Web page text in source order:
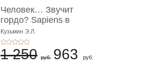
Человек… Звучит
гордо? Sapiens в
тенётах социума � ...
Кузьмин Э.Л.
1 250 руб. 963 руб.